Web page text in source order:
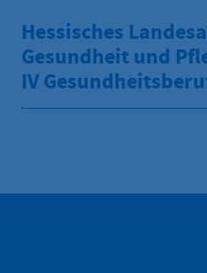
Hessisches
Gesundheit und
IV